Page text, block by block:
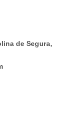
de Segura,